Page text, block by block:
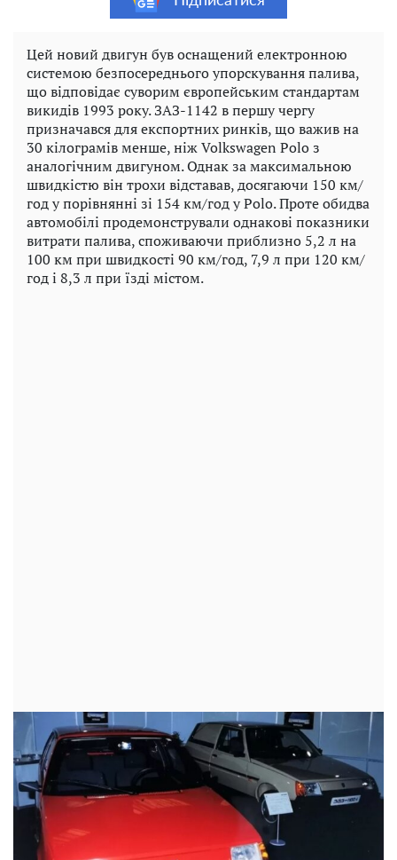
Цей новий двигун був оснащений електронною
системою безпосереднього упорскування палива,
що відповідає суворим європейським стандартам
викидів 1993 року. ЗАЗ-1142 в першу чергу
призначався для експортних ринків, що важив на
30 кілограмів менше, ніж Volkswagen Polo з
аналогічним двигуном. Однак за максимальною
швидкістю він трохи відставав, досягаючи 150 км/
год у порівнянні зі 154 км/год у Polo. Проте обидва
автомобілі продемонстрували однакові показники
витрати палива, споживаючи приблизно 5,2 л на
100 км при швидкості 90 км/год, 7,9 л при 120 км/
год і 8,3 л при їзді містом.